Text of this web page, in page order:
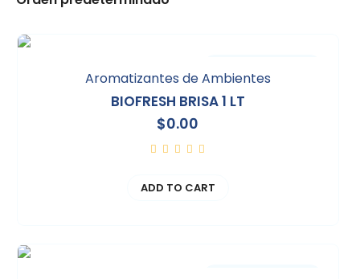
Aromatizantes de Ambientes
BIOFRESH BRISA 1 LT
$0.00
ADD TO CART